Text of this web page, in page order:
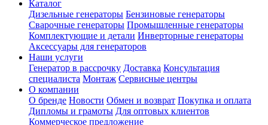
Каталог
Дизельные генераторы Бензиновые генераторы
Сварочные генераторы Промышленные генераторы
Комплектующие и детали Инверторные генераторы
Аксессуары для генераторов
Наши услуги
Генератор в рассрочку Доставка Консультация
специалиста Монтаж Сервисные центры
О компании
О бренде Новости Обмен и возврат Покупка и оплата
Дипломы и грамоты Для оптовых клиентов
Коммерческое предложение